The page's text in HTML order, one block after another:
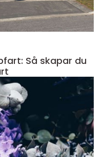
Så skapar du